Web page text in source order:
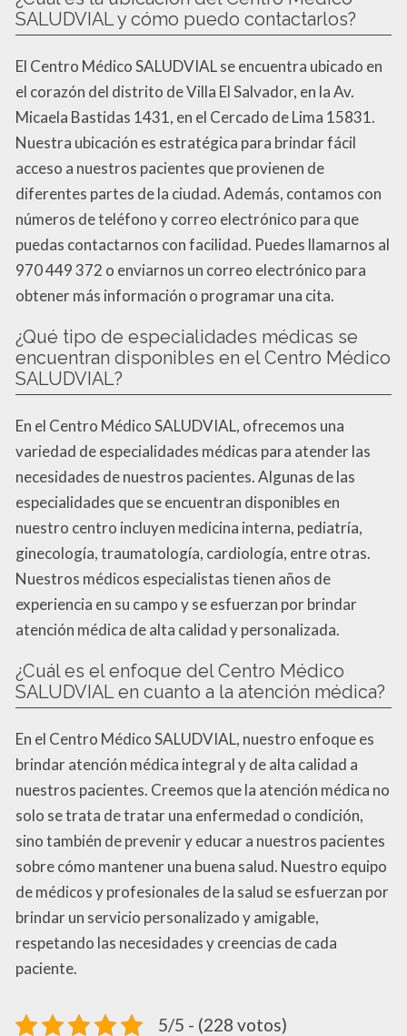
SALUDVIAL y cómo puedo contactarlos?
El Centro Médico SALUDVIAL se encuentra ubicado en
el corazón del distrito de Villa El Salvador, en la Av.
Micaela Bastidas 1431, en el Cercado de Lima 15831.
Nuestra ubicación es estratégica para brindar fácil
acceso a nuestros pacientes que provienen de
diferentes partes de la ciudad. Además, contamos con
números de teléfono y correo electrónico para que
puedas contactarnos con facilidad. Puedes llamarnos al
970 449 372 o enviarnos un correo electrónico para
obtener más información o programar una cita.
¿Qué tipo de especialidades médicas se
encuentran disponibles en el Centro Médico
SALUDVIAL?
En el Centro Médico SALUDVIAL, ofrecemos una
variedad de especialidades médicas para atender las
necesidades de nuestros pacientes. Algunas de las
especialidades que se encuentran disponibles en
nuestro centro incluyen medicina interna, pediatría,
ginecología, traumatología, cardiología, entre otras.
Nuestros médicos especialistas tienen años de
experiencia en su campo y se esfuerzan por brindar
atención médica de alta calidad y personalizada.
¿Cuál es el enfoque del Centro Médico
SALUDVIAL en cuanto a la atención médica?
En el Centro Médico SALUDVIAL, nuestro enfoque es
brindar atención médica integral y de alta calidad a
nuestros pacientes. Creemos que la atención médica no
solo se trata de tratar una enfermedad o condición,
sino también de prevenir y educar a nuestros pacientes
sobre cómo mantener una buena salud. Nuestro equipo
de médicos y profesionales de la salud se esfuerzan por
brindar un servicio personalizado y amigable,
respetando las necesidades y creencias de cada
paciente.
5/5 - (228 votos)